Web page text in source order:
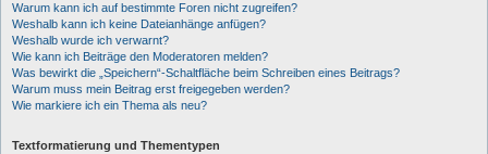
Warum kann ich auf bestimmte Foren nicht zugreifen?
Weshalb kann ich keine Dateianhänge anfügen?
Weshalb wurde ich verwarnt?
Wie kann ich Beiträge den Moderatoren melden?
Was bewirkt die „Speichern“-Schaltfläche beim Schreiben eines Beitrags?
Warum muss mein Beitrag erst freigegeben werden?
Wie markiere ich ein Thema als neu?
Textformatierung und Thementypen